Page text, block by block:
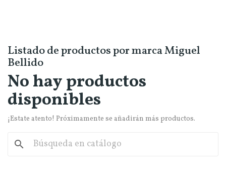
Listado de productos por marca Miguel
Bellido
No hay productos
disponibles
¡Estate atento! Próximamente se añadirán más productos.
search